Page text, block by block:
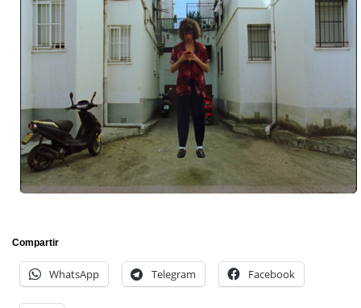
Compartir
WhatsApp Telegram Facebook